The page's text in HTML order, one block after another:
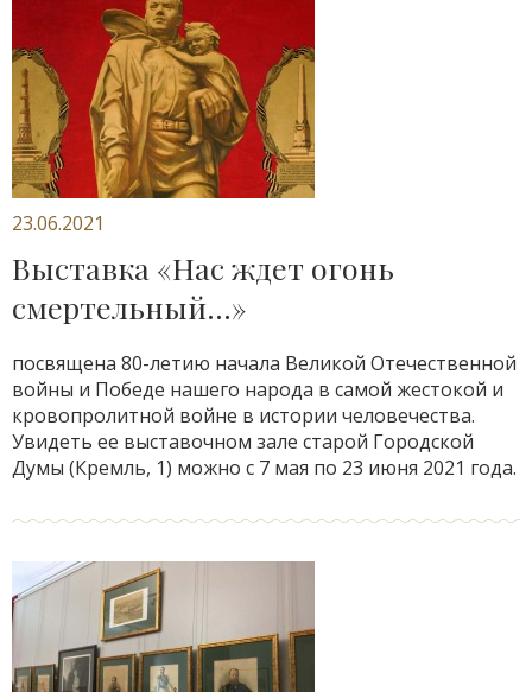
23.06.2021
Выставка «Нас ждет огонь
смертельный…»
посвящена 80-летию начала Великой Отечественной
войны и Победе нашего народа в самой жестокой и
кровопролитной войне в истории человечества.
Увидеть ее выставочном зале старой Городской
Думы (Кремль, 1) можно с 7 мая по 23 июня 2021 года.